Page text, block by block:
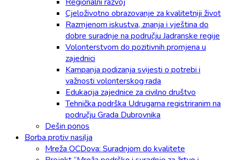
Cjeloživotno obrazovanje za kvalitetniji život
Razmjenom iskustva, znanja i vještina do
dobre suradnje na području Jadranske regije
Volonterstvom do pozitivnih promjena u
zajednici
Kampanja podizanja svijesti o potrebi i
važnosti volonterskog rada
Edukacija zajednice za civilno društvo
Tehnička podrška Udrugama registriranim na
području Grada Dubrovnika
Dešin ponos
Borba protiv nasilja
Mreža OCDova: Suradnjom do kvalitete